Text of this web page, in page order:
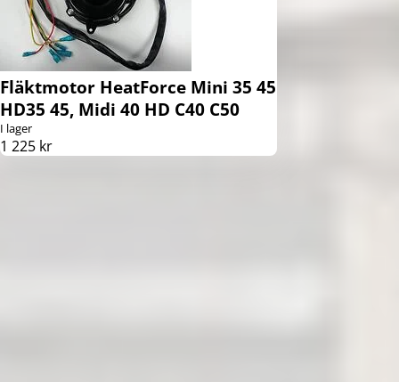
Fläktmotor HeatForce Mini 35 45
HD35 45, Midi 40 HD C40 C50
I lager
1 225 kr